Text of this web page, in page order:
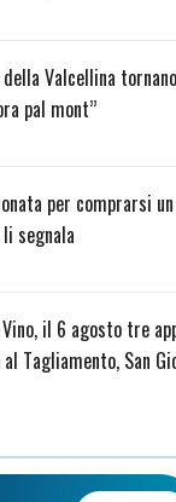
della Valcellina
pal mont”
per comprarsi
segnala
il 6 agosto tre
Tagliamento, San